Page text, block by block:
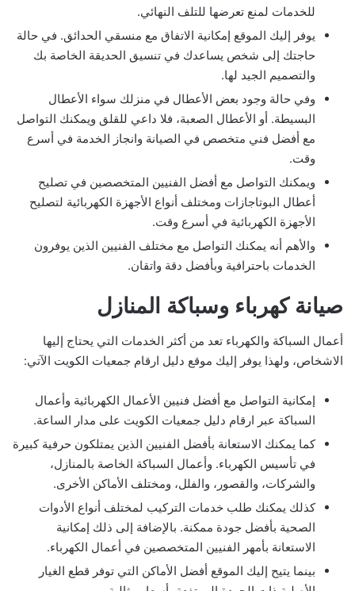
للخدمات لمنع تعرضها للتلف النهائي.
يوفر إليك الموقع إمكانية الاتفاق مع منسقي الحدائق. في حالة
حاجتك إلى شخص يساعدك في تنسيق الحديقة الخاصة بك
والتصميم الجيد لها.
وفي حالة وجود بعض الأعطال في منزلك سواء الأعطال
البسيطة. أو الأعطال الصعبة، فلا داعي للقلق ويمكنك التواصل
مع أفضل فني متخصص في الصيانة وانجاز الخدمة في أسرع
وقت.
ويمكنك التواصل مع أفضل الفنيين المتخصصين في تصليح
أعطال البوتاجازات ومختلف أنواع الأجهزة الكهربائية لتصليح
الأجهزة الكهربائية في أسرع وقت.
والأهم أنه يمكنك التواصل مع مختلف الفنيين الذين يوفرون
الخدمات باحترافية وبأفضل دقة واتقان.
صيانة كهرباء وسباكة المنازل
أعمال السباكة والكهرباء تعد من أكثر الخدمات التي يحتاج إليها
الاشخاص، ولهذا يوفر إليك موقع دليل ارقام جمعيات الكويت الآتي:
إمكانية التواصل مع أفضل فنيين الأعمال الكهربائية وأعمال
السباكة عبر ارقام دليل جمعيات الكويت على مدار الساعة.
كما يمكنك الاستعانة بأفضل الفنيين الذين يمتلكون حرفية كبيرة
في تأسيس الكهرباء. وأعمال السباكة الخاصة بالمنازل،
والشركات، والقصور، والفلل، ومختلف الأماكن الأخرى.
كذلك يمكنك طلب خدمات التركيب لمختلف أنواع الأدوات
الصحية بأفضل جودة ممكنة. بالإضافة إلى ذلك إمكانية
الاستعانة بأمهر الفنيين المتخصصين في أعمال الكهرباء.
بينما يتيح إليك الموقع أفضل الأماكن التي توفر قطع الغيار